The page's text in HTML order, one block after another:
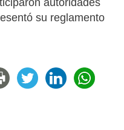
autoridades
su reglamento